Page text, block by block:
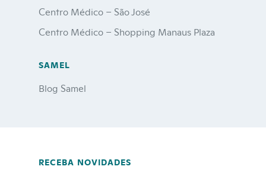
Centro Médico – São José
Centro Médico – Shopping Manaus Plaza
SAMEL
Blog Samel
RECEBA NOVIDADES